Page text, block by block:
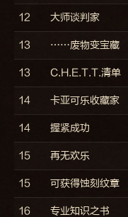
12 大师谈判家
13 ……废物变宝藏
13 C.H.E.T.T.清单
14 卡亚可乐收藏家
14 握紧成功
15 再无欢乐
15 可获得蚀刻纹章
16 专业知识之书